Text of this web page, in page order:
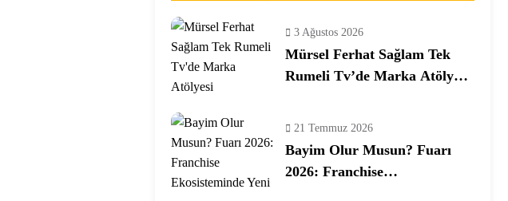
3 Ağustos 2026
Mürsel Ferhat Sağlam Tek
Rumeli Tv’de Marka Atölyesi
21 Temmuz 2026
Bayim Olur Musun? Fuarı
2026: Franchise